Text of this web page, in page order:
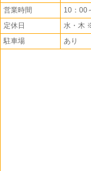
営業時間
10：00
定休日
水・木
駐車場
あり